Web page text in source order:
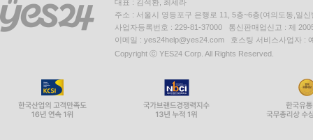
대표 : 김석환, 최세라
주소 : 서울시 영등포구 은행로 11, 5층~6층(여의도동,일신
사업자등록번호 : 229-81-37000 통신판매업신고 : 제
이메일 : yes24help@yes24.com 호스팅 서비스사업자 :
Copyright ⓒ YES24 Corp. All Rights Reserved.